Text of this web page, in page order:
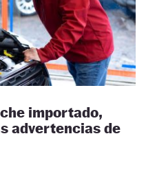
importado,
advertencias de